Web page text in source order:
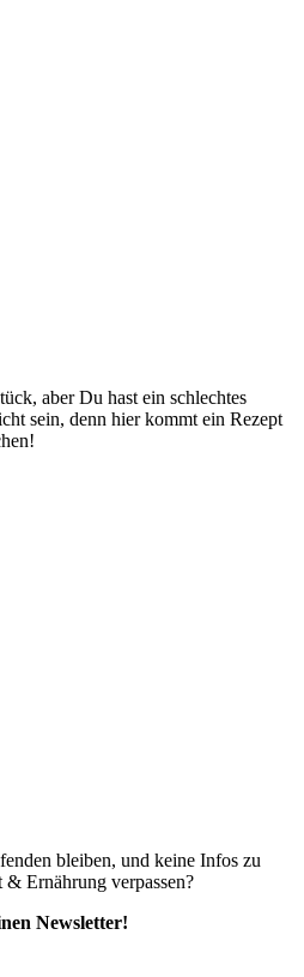
aber Du hast ein schlechtes
sein, denn hier kommt ein Rezept
bleiben, und keine Infos zu
Ernährung verpassen?
Newsletter!